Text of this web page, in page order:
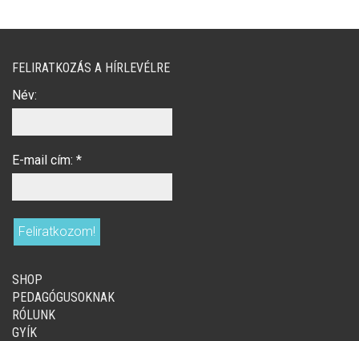
FELIRATKOZÁS A HÍRLEVÉLRE
Név:
E-mail cím: *
SHOP
PEDAGÓGUSOKNAK
RÓLUNK
GYÍK